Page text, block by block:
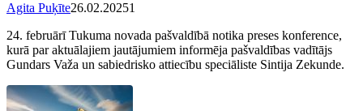
Agita Puķīte26.02.20251
24. februārī Tukuma novada pašvaldībā notika preses konference,
kurā par aktuālajiem jautājumiem informēja pašvaldības vadītājs
Gundars Važa un sabiedrisko attiecību speciāliste Sintija Zekunde.